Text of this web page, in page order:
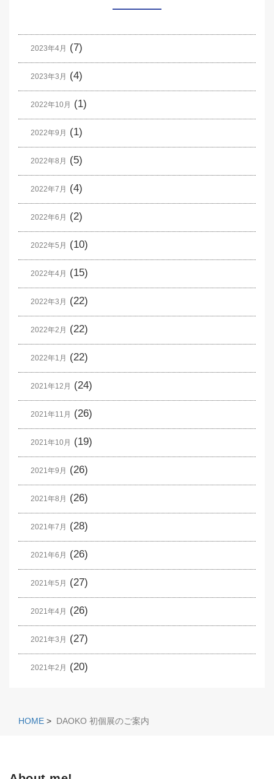
2023年4月 (7)
2023年3月 (4)
2022年10月 (1)
2022年9月 (1)
2022年8月 (5)
2022年7月 (4)
2022年6月 (2)
2022年5月 (10)
2022年4月 (15)
2022年3月 (22)
2022年2月 (22)
2022年1月 (22)
2021年12月 (24)
2021年11月 (26)
2021年10月 (19)
2021年9月 (26)
2021年8月 (26)
2021年7月 (28)
2021年6月 (26)
2021年5月 (27)
2021年4月 (26)
2021年3月 (27)
2021年2月 (20)
HOME > DAOKO 初個展のご案内